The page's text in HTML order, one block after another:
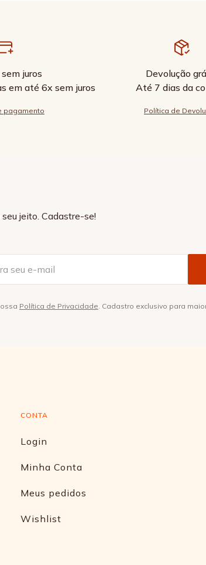
juros
em até 6x sem juros
pagamento
Devolução
Até 7 dias da
Política de
jeito. Cadastre-se!
Política de Privacidade. Cadastro exclusivo para
CONTA
Login
Minha Conta
Meus pedidos
Wishlist